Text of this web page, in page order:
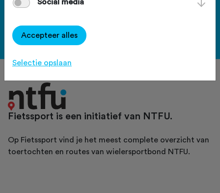
Haal meer uit Fietssport en ga
Bekijk de voordelen
Fietssport is een initiatief van NTFU.
Op Fietssport vind je het meest complete overzicht van
toertochten en routes van wielersportbond NTFU.
Social media
Accepteer alles
Selectie opslaan